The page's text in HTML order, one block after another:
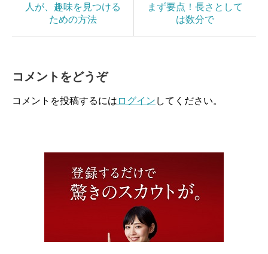
人が、趣味を見つける
ための方法
まず要点！長さとして
は数分で
コメントをどうぞ
コメントを投稿するには ログイン してください。